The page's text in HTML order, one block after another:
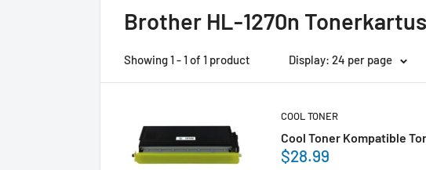
Brother HL-1270n
Showing 1 - 1 of 1 product Display: 24 per page
COOL TONER
Cool Toner Kompatible
$28.99